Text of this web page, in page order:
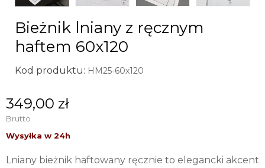
Bieżnik lniany z ręcznym
haftem 60x120
Kod produktu: HM25-60x120
349,00 zł
Brutto
Lniany bieżnik haftowany ręcznie to elegancki akcent